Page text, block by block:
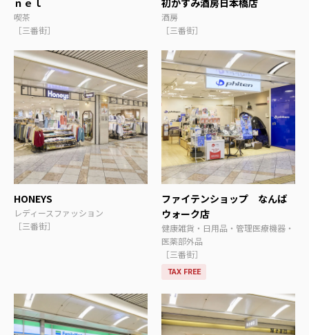
喫茶
［三番街］
酒房
［三番街］
HONEYS
レディースファッション
［三番街］
ファイテンショップ なんば
ウォーク店
健康雑貨・日用品・管理医療機器・
医薬部外品
［三番街］
TAX FREE